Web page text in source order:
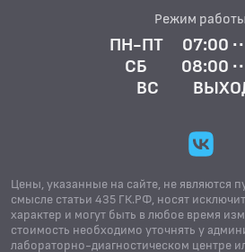
Режим работы
ПН-ПТ
07:00
СБ
08:00
ВС
Цены, указанные на сайте, не являются
смысле статьи 435 ГК.РФ, носят
характер и могут быть в любое время
стоимость необходимо уточнять у
лабораторно-диагностическом центре